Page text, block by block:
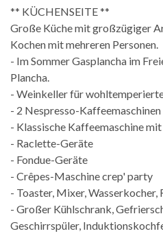
** KÜCHENSEITE **
Große Küche mit großzügiger
Kochen mit mehreren Personen.
- Im Sommer Gasplancha im
Plancha.
- Weinkeller für
- 2 Nespresso-Kaffeemaschinen
- Klassische Kaffeemaschine
- Raclette-Geräte
- Fondue-Geräte
- Crêpes-Maschine crep' party
- Toaster, Mixer,
- Großer Kühlschrank,
Geschirrspüler,